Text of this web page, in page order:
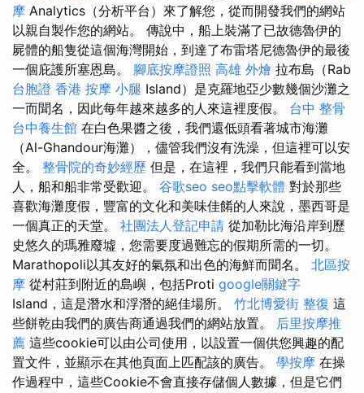
摩 Analytics（分析平台）來了解您，從而開發我們的網站
以親自製作您的網站。 傳說中，船上裝滿了已故德魯伊的
屍體的船隻從這個海灣開始，到達了布雷塔尼德魯伊的最後
一個庇護所塞恩島。 腳底按摩證照 高雄 外燴 拉布島（Rab
台胞證 香港 按摩 小腿 Island）是克羅地亞少數幾個沙灘之
一而聞名，因此每年越來越多的人來這裡度假。 台中 整骨
台中養生館 在白色果醬之後，我們還低頭看著城市海灘
（Al-Ghandour海灘），儘管我們沒有洗澡，但這裡可以安
全。 整骨院的奇妙經歷 但是，在這裡，我們只能看到當地
人，船和船非常受歡迎。 谷歌seo seo點擊軟體 對於那些
喜歡海灘度假，豐富的文化和美味佳餚的人來說，墨西哥是
一個真正的天堂。 社團法人登記申請 從加勒比海沿岸到歷
史悠久的瑪雅廢墟，您需要度過難忘的假期所需的一切。
Marathopoli以其友好的氣氛和出色的海鮮而聞名。 北區按
摩 從村莊到附近的島嶼，包括Proti google關鍵字
Island，這是潛水和浮潛的絕佳場所。 竹北博愛街 整復 這
些餅乾由我們的廣告商通過我們的網站放置。 后里按摩推
薦 這些cookie可以由公司使用，以設置一個供您興趣的配
置文件，並顯示在其他頁面上匹配該的廣告。 學按摩 在操
作過程中，這些Cookie不會直接存儲個人數據，但是它們